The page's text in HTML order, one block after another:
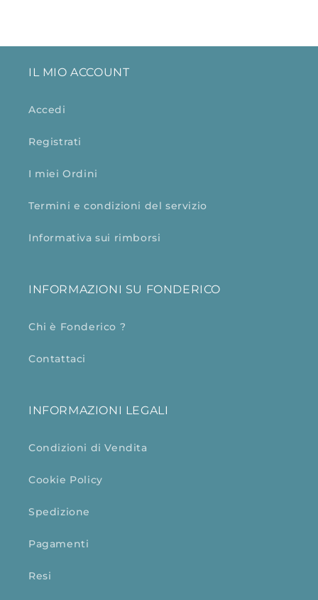
IL MIO ACCOUNT
Accedi
Registrati
I miei Ordini
Termini e condizioni del servizio
Informativa sui rimborsi
INFORMAZIONI SU FONDERICO
Chi è Fonderico ?
Contattaci
INFORMAZIONI LEGALI
Condizioni di Vendita
Cookie Policy
Spedizione
Pagamenti
Resi